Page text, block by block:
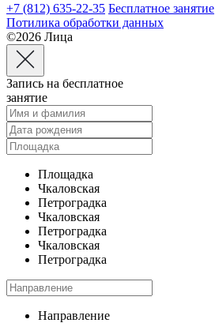
+7 (812) 635-22-35 Бесплатное занятие
Потилика обработки данных
©2026 Лица
Запись на бесплатное
занятие
Площадка
Чкаловская
Петроградка
Чкаловская
Петроградка
Чкаловская
Петроградка
Направление